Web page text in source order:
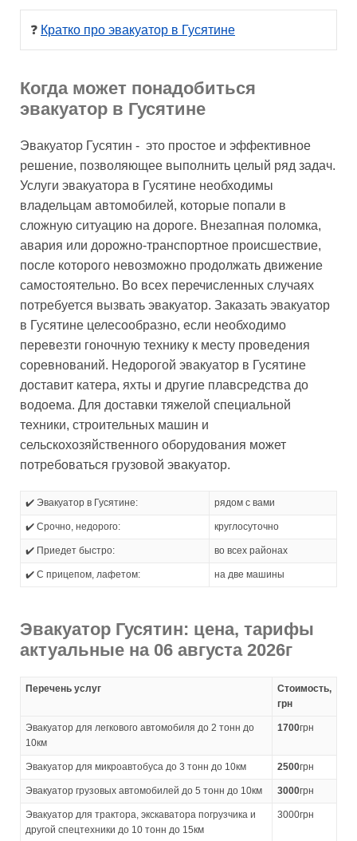
❓ Кратко про эвакуатор в Гусятине
Когда может понадобиться
эвакуатор в Гусятине
Эвакуатор Гусятин - это простое и эффективное
решение, позволяющее выполнить целый ряд задач.
Услуги эвакуатора в Гусятине необходимы
владельцам автомобилей, которые попали в
сложную ситуацию на дороге. Внезапная поломка,
авария или дорожно-транспортное происшествие,
после которого невозможно продолжать движение
самостоятельно. Во всех перечисленных случаях
потребуется вызвать эвакуатор. Заказать эвакуатор
в Гусятине целесообразно, если необходимо
перевезти гоночную технику к месту проведения
соревнований. Недорогой эвакуатор в Гусятине
доставит катера, яхты и другие плавсредства до
водоема. Для доставки тяжелой специальной
техники, строительных машин и
сельскохозяйственного оборудования может
потребоваться грузовой эвакуатор.
✔️ Эвакуатор в Гусятине: рядом с вами
✔️ Срочно, недорого: круглосуточно
✔️ Приедет быстро: во всех районах
✔️ С прицепом, лафетом: на две машины
Эвакуатор Гусятин: цена, тарифы
актуальные на 06 августа 2026г
Перечень услуг
Стоимость,
грн
Эвакуатор для легкового автомобиля до 2 тонн до
10км
1700грн
Эвакуатор для микроавтобуса до 3 тонн до 10км 2500грн
Эвакуатор грузовых автомобилей до 5 тонн до 10км 3000грн
Эвакуатор для трактора, экскаватора погрузчика и
другой спецтехники до 10 тонн до 15км
3000грн